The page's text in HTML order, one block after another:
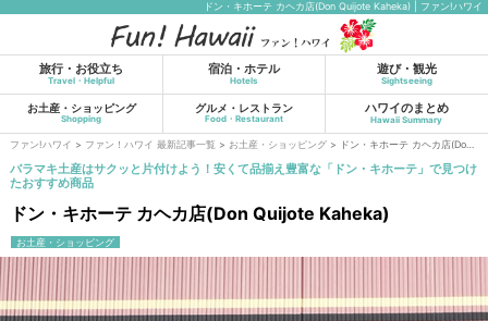
ドン・キホーテ カヘカ店(Don Quijote Kaheka) | ファン!ハワイ
旅行・お役立ち
Travel・Helpful
宿泊・ホテル
Hotels
遊び・観光
Sightseeing
お土産・ショッピング
Shopping
グルメ・レストラン
Food・Restaurant
ハワイのまとめ
Hawaii Summary
ファン!ハワイ > ファン！ハワイ 最新記事一覧 > お土産・ショッピング> ドン・キホーテ カヘカ店(Don Quijote Kaheka)
バラマキ土産はサクッと片付けよう！安くて品揃え豊富な「ドン・キホーテ」で見つけ
たおすすめ商品
ドン・キホーテ カヘカ店(Don Quijote Kaheka)
お土産・ショッピング